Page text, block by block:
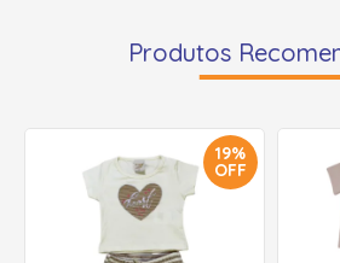
Produtos
19%
OFF